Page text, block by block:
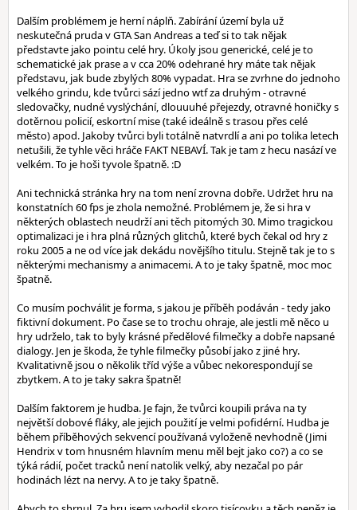
Dalším problémem je herní náplň. Zabírání území byla už
neskutečná pruda v GTA San Andreas a teď si to tak nějak
představte jako pointu celé hry. Úkoly jsou generické, celé je to
schematické jak prase a v cca 20% odehrané hry máte tak nějak
představu, jak bude zbylých 80% vypadat. Hra se zvrhne do jednoho
velkého grindu, kde tvůrci sází jedno wtf za druhým - otravné
sledovačky, nudné vyslýchání, dlouuuhé přejezdy, otravné honičky s
dotěrnou policií, eskortní mise (také ideálně s trasou přes celé
město) apod. Jakoby tvůrci byli totálně natvrdlí a ani po tolika letech
netušili, že tyhle věci hráče FAKT NEBAVÍ. Tak je tam z hecu nasází ve
velkém. To je hoši tyvole špatně. :D
Ani technická stránka hry na tom není zrovna dobře. Udržet hru na
konstatních 60 fps je zhola nemožné. Problémem je, že si hra v
některých oblastech neudrží ani těch pitomých 30. Mimo tragickou
optimalizaci je i hra plná různých glitchů, které bych čekal od hry z
roku 2005 a ne od více jak dekádu novějšího titulu. Stejně tak je to s
některými mechanismy a animacemi. A to je taky špatně, moc moc
špatně.
Co musím pochválit je forma, s jakou je příběh podáván - tedy jako
fiktivní dokument. Po čase se to trochu ohraje, ale jestli mě něco u
hry udrželo, tak to byly krásné předělové filmečky a dobře napsané
dialogy. Jen je škoda, že tyhle filmečky působí jako z jiné hry.
Kvalitativně jsou o několik tříd výše a vůbec nekorespondují se
zbytkem. A to je taky sakra špatně!
Dalším faktorem je hudba. Je fajn, že tvůrci koupili práva na ty
největší dobové fláky, ale jejich použití je velmi pofidérní. Hudba je
během příběhových sekvencí používaná vyloženě nevhodně (Jimi
Hendrix v tom hnusném hlavním menu měl bejt jako co?) a co se
týká rádií, počet tracků není natolik velký, aby nezačal po pár
hodinách lézt na nervy. A to je taky špatně.